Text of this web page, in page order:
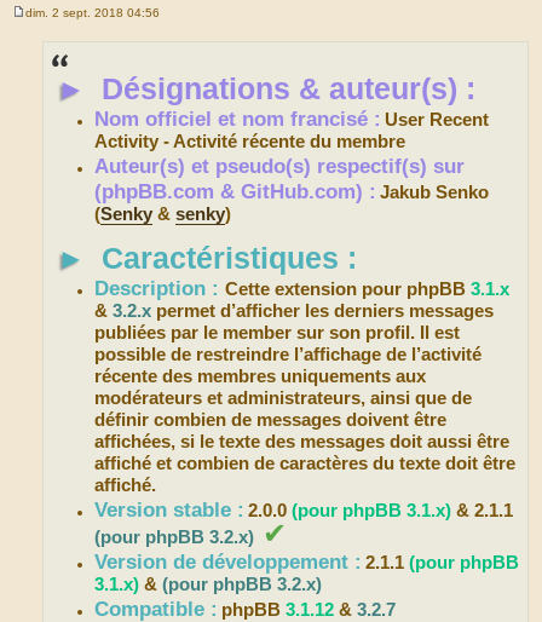
dim. 2 sept. 2018 04:56
► Désignations & auteur(s) :
Nom officiel et nom francisé : User Recent
Activity - Activité récente du membre
Auteur(s) et pseudo(s) respectif(s) sur
(phpBB.com & GitHub.com) : Jakub Senko
(Senky &senky)
► Caractéristiques :
Description :Cette extension pour phpBB3.1.x
&3.2.x permet d’afficher les derniers messages
publiées par le member sur son profil. Il est
possible de restreindre l’affichage de l’activité
récente des membres uniquements aux
modérateurs et administrateurs, ainsi que de
définir combien de messages doivent être
affichées, si le texte des messages doit aussi être
affiché et combien de caractères du texte doit être
affiché.
Version stable : 2.0.0(pour phpBB 3.1.x) & 2.1.1
(pour phpBB 3.2.x) ✔
Version de développement : 2.1.1(pour phpBB
3.1.x) &(pour phpBB 3.2.x)
Compatible : phpBB3.1.12 &3.2.7